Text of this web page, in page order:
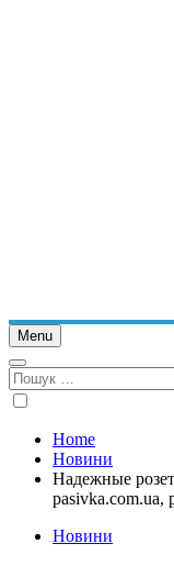
Menu
Пошук:
Home
Новини
Надежные
Новини